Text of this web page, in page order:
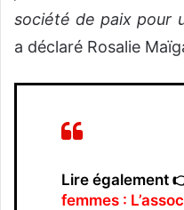
société de paix pour
a déclaré Rosalie
Lire également
femmes :